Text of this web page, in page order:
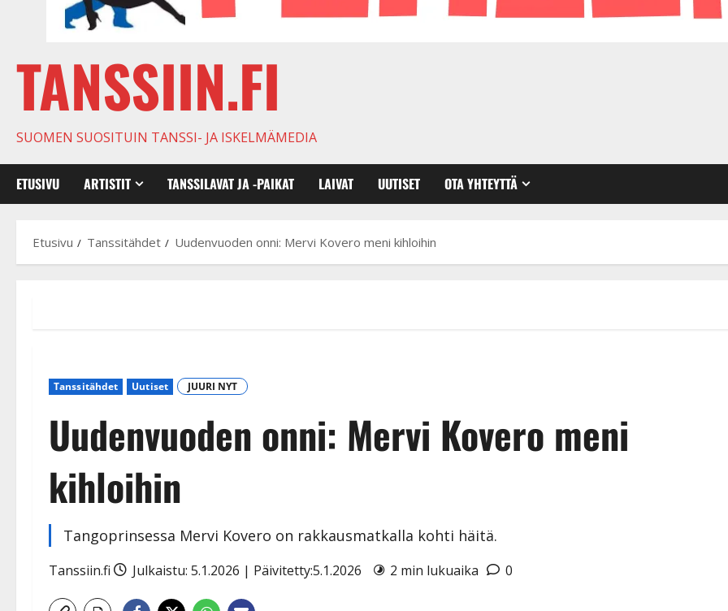
TANSSIIN.FI
SUOMEN SUOSITUIN TANSSI- JA ISKELMÄMEDIA
ETUSIVU ARTISTIT TANSSILAVAT JA -PAIKAT LAIVAT UUTISET OTA YHTEYTTÄ
Etusivu Tanssitähdet Uudenvuoden onni: Mervi Kovero meni kihloihin
Tanssitähdet Uutiset JUURI NYT
Uudenvuoden onni: Mervi Kovero meni
kihloihin
Tangoprinsessa Mervi Kovero on rakkausmatkalla kohti häitä.
Tanssiin.fi Julkaistu: 5.1.2026 | Päivitetty:5.1.2026 2 min lukuaika 0